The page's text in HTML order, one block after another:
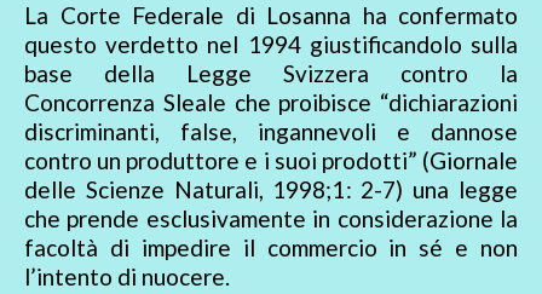
La Corte Federale di Losanna ha confermato
questo verdetto nel 1994 giustificandolo sulla
base della Legge Svizzera contro la
Concorrenza Sleale che proibisce “dichiarazioni
discriminanti, false, ingannevoli e dannose
contro un produttore e i suoi prodotti” (Giornale
delle Scienze Naturali, 1998;1: 2-7) una legge
che prende esclusivamente in considerazione la
facoltà di impedire il commercio in sé e non
l’intento di nuocere.